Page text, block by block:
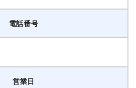
電話番号
営業日